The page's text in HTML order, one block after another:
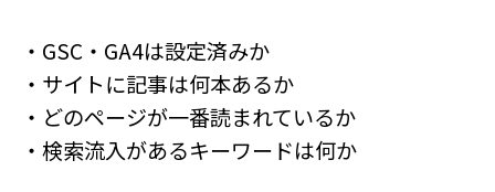
・GSC・GA4は設定済みか
・サイトに記事は何本あるか
・どのページが一番読まれているか
・検索流入があるキーワードは何か